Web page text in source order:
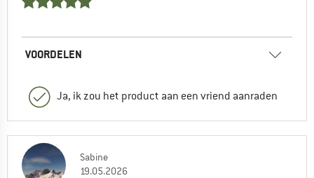
VOORDELEN
Ja, ik zou het product aan een vriend aanraden
Sabine
19.05.2026